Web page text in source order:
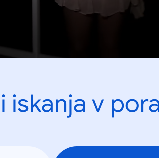
iskanja v